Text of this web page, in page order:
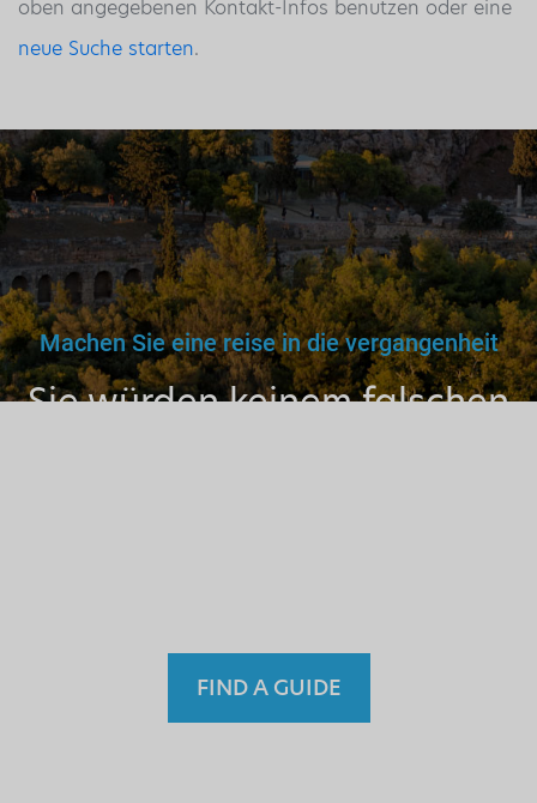
oben angegebenen Kontakt-Infos benutzen oder eine
neue Suche starten.
Machen Sie eine reise in die vergangenheit
Sie würden keinem falschen
FIND A GUIDE